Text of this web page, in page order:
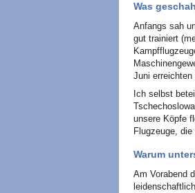
Was
Anfangs sah
gut trainiert
Juni
Ich selbst
unsere Köpfe
Flugzeuge,
Warum
Am Vorabend